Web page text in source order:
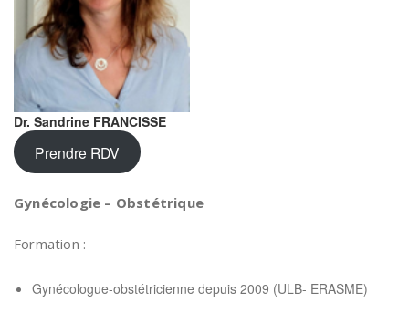
Dr. Sandrine FRANCISSE
Prendre RDV
Gynécologie – Obstétrique
Formation :
Gynécologue-obstétricienne depuis 2009 (ULB- ERASME)